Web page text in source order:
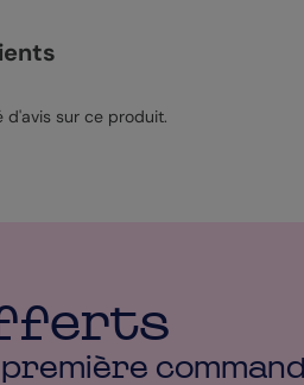
d'avis sur ce produit.